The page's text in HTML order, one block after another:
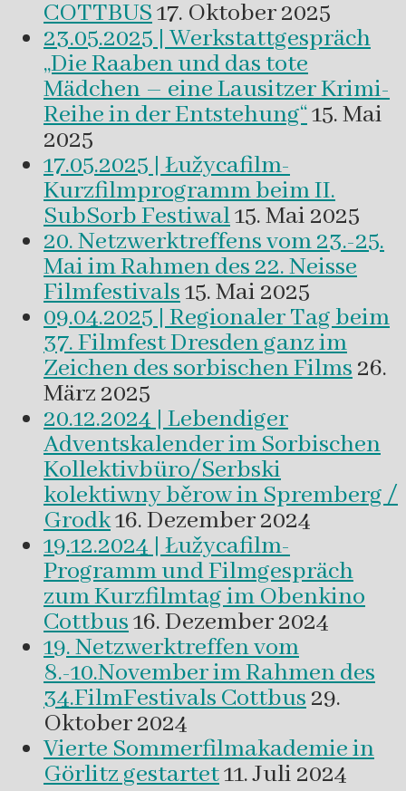
COTTBUS17. Oktober 2025
23.05.2025 | Werkstattgespräch
„Die Raaben und das tote
Mädchen – eine Lausitzer Krimi-
Reihe in der Entstehung“15. Mai
2025
17.05.2025 | Łužycafilm-
Kurzfilmprogramm beim II.
SubSorb Festiwal15. Mai 2025
20. Netzwerktreffens vom 23.-25.
Mai im Rahmen des 22. Neisse
Filmfestivals15. Mai 2025
09.04.2025 | Regionaler Tag beim
37. Filmfest Dresden ganz im
Zeichen des sorbischen Films26.
März 2025
20.12.2024 | Lebendiger
Adventskalender im Sorbischen
Kollektivbüro/Serbski
kolektiwny běrow in Spremberg /
Grodk16. Dezember 2024
19.12.2024 | Łužycafilm-
Programm und Filmgespräch
zum Kurzfilmtag im Obenkino
Cottbus16. Dezember 2024
19. Netzwerktreffen vom
8.-10.November im Rahmen des
34.FilmFestivals Cottbus29.
Oktober 2024
Vierte Sommerfilmakademie in
Görlitz gestartet11. Juli 2024